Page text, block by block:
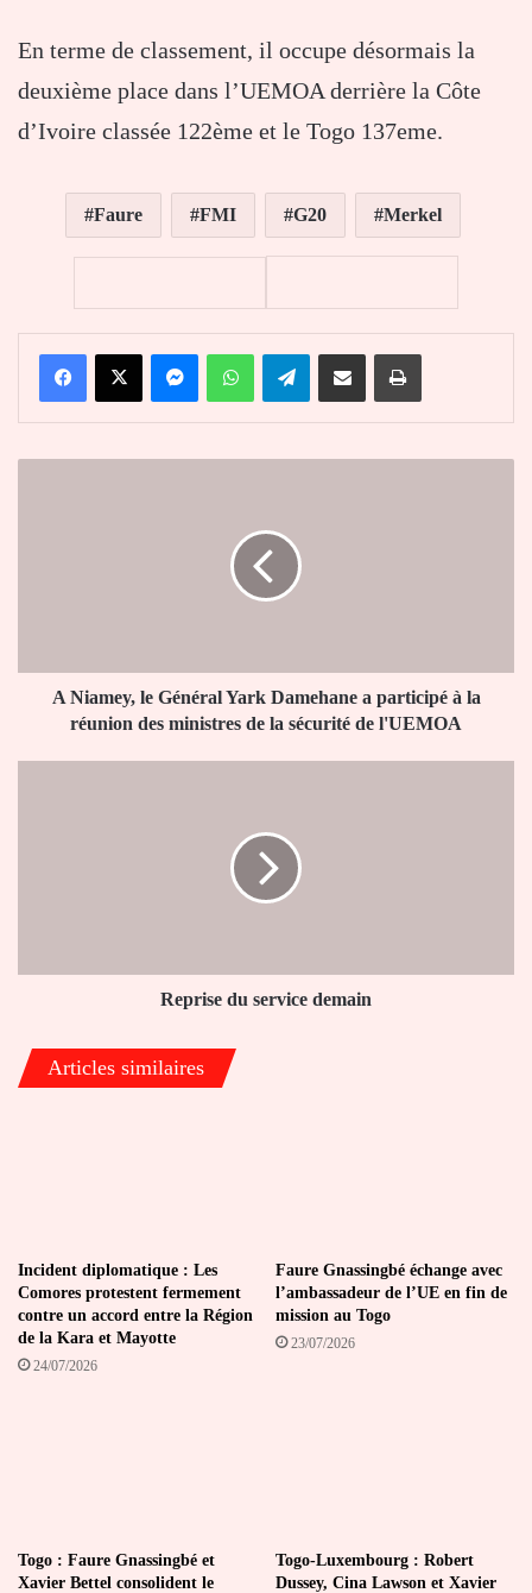
En terme de classement, il occupe désormais la
deuxième place dans l’UEMOA derrière la Côte
d’Ivoire classée 122ème et le Togo 137eme.
Faure FMI G20 Merkel
FacebookX MessengerWhatsAppTelegramPartager par email Imprimer
à
A Niamey, le Général Yark Damehane a participé à la
réunion des ministres de la sécurité de l'UEMOA
Reprise du service demain
Articles similaires
Incident diplomatique : Les
Comores protestent fermement
contre un accord entre la Région
de la Kara et Mayotte
24/07/2026
Faure Gnassingbé échange avec
l’ambassadeur de l’UE en fin de
mission au Togo
23/07/2026
Togo : Faure Gnassingbé et
Xavier Bettel consolident le
Togo-Luxembourg : Robert
Dussey, Cina Lawson et Xavier